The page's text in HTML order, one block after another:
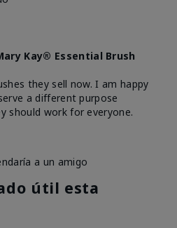
Kay® Essential Brush
they sell now. I am happy
a different purpose
should work for everyone.
a un amigo
útil esta